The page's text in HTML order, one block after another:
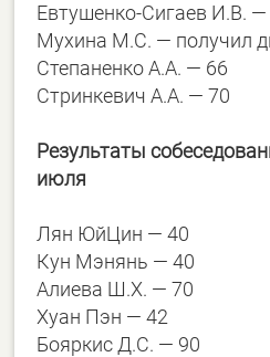
Евтушенко-Сигаев И.В.
Мухина М.С. — получил
Степаненко А.А. — 66
Стринкевич А.А. — 70
Результаты
июля
Лян ЮйЦин — 40
Кун Мэнянь — 40
Алиева Ш.Х. — 70
Хуан Пэн — 42
Бояркис Д.С. — 90